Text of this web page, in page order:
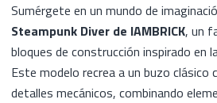
Sumérgete en un mundo de
Steampunk Diver de IAMBRICK, un
bloques de construcción inspirado en
Este modelo recrea a un buzo
detalles mecánicos, combinando